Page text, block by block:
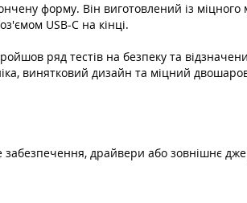
форму. Він виготовлений із міцного
USB-C на кінці.
ряд тестів на безпеку та
винятковий дизайн та міцний
драйвери або зовнішнє